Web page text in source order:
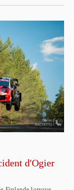
d'Ogier